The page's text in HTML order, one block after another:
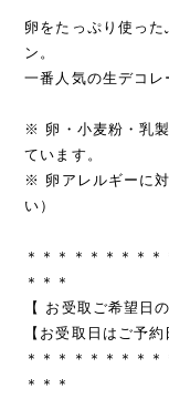
卵をたっぷり使った
ン。
一番人気の生デコレ
※ 卵・小麦粉・乳
ています。
※ 卵アレルギーに
い）
＊＊＊＊＊＊＊＊
＊＊＊
【 お受取ご希望日
【お受取日はご予
＊＊＊＊＊＊＊＊
＊＊＊